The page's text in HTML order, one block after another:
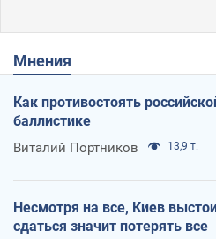
Мнения
Как противостоять
баллистике
Виталий Портников 13,9 т.
Несмотря на все, Киев
сдаться значит потерять все